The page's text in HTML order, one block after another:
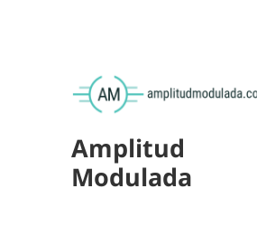
Amplitud
Modulada